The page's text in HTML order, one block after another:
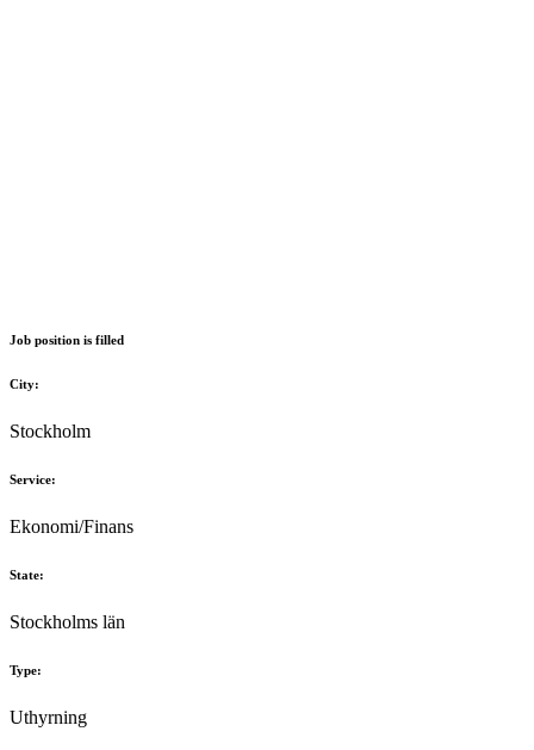
Job position is filled
City:
Stockholm
Service:
Ekonomi/Finans
State:
Stockholms län
Type:
Uthyrning